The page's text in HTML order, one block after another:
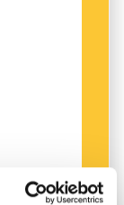
olika typer
är